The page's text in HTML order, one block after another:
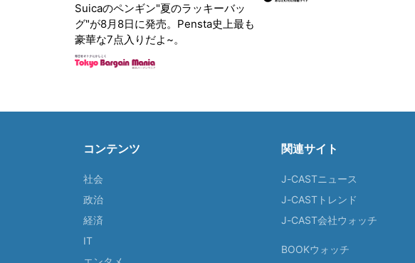
Suicaのペンギン"夏のラッキーバッ
グ"が8月8日に発売。Pensta史上最も
豪華な7点入りだよ~。
コンテンツ
社会
政治
経済
IT
関連サイト
J-CASTニュース
J-CASTトレンド
J-CAST会社ウォッチ
BOOKウォッチ